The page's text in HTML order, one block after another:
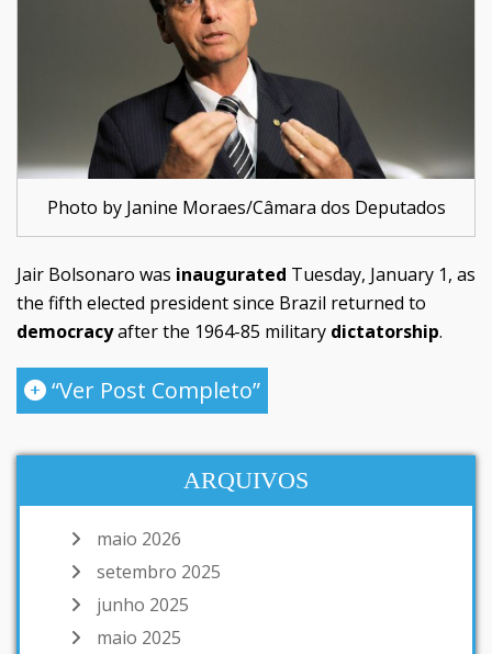
Photo by Janine Moraes/Câmara dos Deputados
Jair Bolsonaro was inaugurated Tuesday, January 1, as
the fifth elected president since Brazil returned to
democracyafter the 1964-85 military dictatorship.
“Ver Post Completo”
ARQUIVOS
maio 2026
setembro 2025
junho 2025
maio 2025